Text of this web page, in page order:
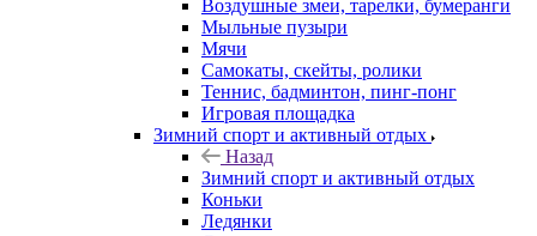
Воздушные змеи, тарелки, бумеранги
Мыльные пузыри
Мячи
Самокаты, скейты, ролики
Теннис, бадминтон, пинг-понг
Игровая площадка
Зимний спорт и активный отдых
Назад
Зимний спорт и активный отдых
Коньки
Ледянки